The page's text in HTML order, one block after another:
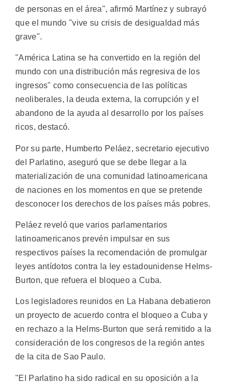
de personas en el área", afirmó Martínez y subrayó
que el mundo "vive su crisis de desigualdad más
grave".
"América Latina se ha convertido en la región del
mundo con una distribución más regresiva de los
ingresos" como consecuencia de las políticas
neoliberales, la deuda externa, la corrupción y el
abandono de la ayuda al desarrollo por los países
ricos, destacó.
Por su parte, Humberto Peláez, secretario ejecutivo
del Parlatino, aseguró que se debe llegar a la
materialización de una comunidad latinoamericana
de naciones en los momentos en que se pretende
desconocer los derechos de los países más pobres.
Peláez reveló que varios parlamentarios
latinoamericanos prevén impulsar en sus
respectivos países la recomendación de promulgar
leyes antídotos contra la ley estadounidense Helms-
Burton, que refuera el bloqueo a Cuba.
Los legisladores reunidos en La Habana debatieron
un proyecto de acuerdo contra el bloqueo a Cuba y
en rechazo a la Helms-Burton que será remitido a la
consideración de los congresos de la región antes
de la cita de Sao Paulo.
"El Parlatino ha sido radical en su oposición a la